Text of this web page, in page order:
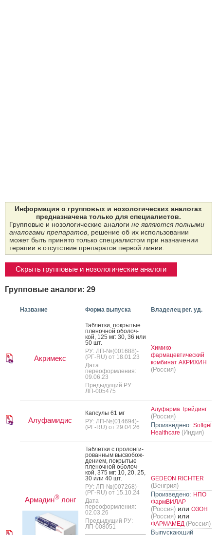
Информация о групповых и нозологических аналогах
предназначена только для специалистов.
Групповые и нозологические аналоги не являются полными
аналогами препаратов, решение об их использовании
может быть принято только специалистом при назначении
терапии в отсутствие препаратов первой линии.
Скрыть групповые и нозологические аналоги
Групповые аналоги: 29
Название Форма выпуска Владелец рег. уд.
Акримекс
Таб­летки, пок­ры­тые
пле­ноч­ной обо­лоч­
кой, 125 мг: 30, 36 или
50 шт.
РУ: ЛП-№(001688)-
(РГ-RU) от 18.01.23
Дата
переоформления:
09.06.23
Предыдущий РУ:
ЛП-005475
Химико-
фармацевтический
комбинат АКРИХИН
(Россия)
Алуфамидис
Кап­су­лы 61 мг
РУ: ЛП-№(014694)-
(РГ-RU) от 29.04.26
Алуфарма Трейдинг
(Россия)
Произведено: Softgel
Healthcare (Индия)
Армадин®лонг
Таб­летки с про­лон­ги­
рован­ным выс­во­бож­
де­ни­ем, пок­ры­тые
пле­ноч­ной обо­лоч­
кой, 375 мг: 10, 20, 25,
30 или 40 шт.
РУ: ЛП-№(007268)-
(РГ-RU) от 15.10.24
Дата
переоформления:
02.03.26
Предыдущий РУ:
ЛП-008051
GEDEON RICHTER
(Венгрия)
Произведено: НПО
ФармВИЛАР
(Россия) или ОЗОН
(Россия) или
ФАРМАМЕД (Россия)
Выпускающий